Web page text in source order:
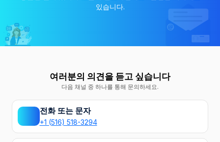
있습니다.
여러분의 의견을 듣고 싶습니다
다음 채널 중 하나를 통해 문의하세요.
전화 또는 문자
+1 (516) 518-3294